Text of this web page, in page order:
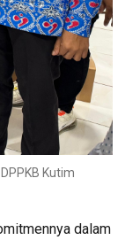
Kutim
dalam